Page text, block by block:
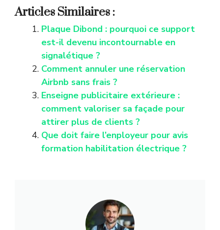
Articles Similaires :
Plaque Dibond : pourquoi ce support
est-il devenu incontournable en
signalétique ?
Comment annuler une réservation
Airbnb sans frais ?
Enseigne publicitaire extérieure :
comment valoriser sa façade pour
attirer plus de clients ?
Que doit faire l’enployeur pour avis
formation habilitation électrique ?